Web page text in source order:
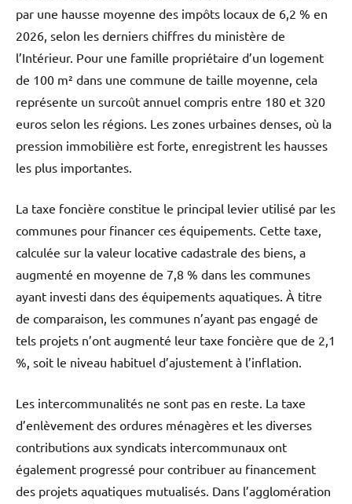
par une hausse moyenne des impôts locaux de 6,2 % en
2026, selon les derniers chiffres du ministère de
l’Intérieur. Pour une famille propriétaire d’un logement
de 100 m² dans une commune de taille moyenne, cela
représente un surcoût annuel compris entre 180 et 320
euros selon les régions. Les zones urbaines denses, où la
pression immobilière est forte, enregistrent les hausses
les plus importantes.
La taxe foncière constitue le principal levier utilisé par les
communes pour financer ces équipements. Cette taxe,
calculée sur la valeur locative cadastrale des biens, a
augmenté en moyenne de 7,8 % dans les communes
ayant investi dans des équipements aquatiques. À titre
de comparaison, les communes n’ayant pas engagé de
tels projets n’ont augmenté leur taxe foncière que de 2,1
%, soit le niveau habituel d’ajustement à l’inflation.
Les intercommunalités ne sont pas en reste. La taxe
d’enlèvement des ordures ménagères et les diverses
contributions aux syndicats intercommunaux ont
également progressé pour contribuer au financement
des projets aquatiques mutualisés. Dans l’agglomération